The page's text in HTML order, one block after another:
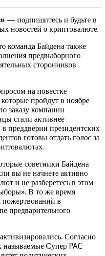
— подпишитесь и будьте в
новостей о криптовалюте.
команда Байдена также
предвыборного
сторонников
на повестке
пройдут в ноябре
заказу компании
стали активнее
преддверии президентских
готовы отдать голос за
советники Байдена
вы не начнете активно
и не разберетесь в этом
В то же время
в
предварительного
Согласно
Супер PAC